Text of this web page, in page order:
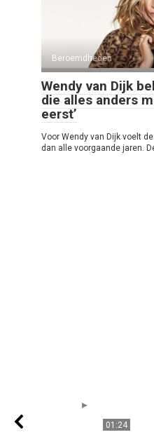
Beroemdheden
Wendy van Dijk
die alles anders
eerst’
Voor Wendy van Dijk voelt
dan alle voorgaande jaren.
01:24